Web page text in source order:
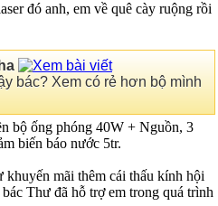
đó anh, em về quê cày ruộng rồi
bác? Xem có rẻ hơn bộ mình
bộ ống phóng 40W + Nguồn, 3
biến báo nước 5tr.
mãi thêm cái thấu kính hội
Thư đã hỗ trợ em trong quá trình